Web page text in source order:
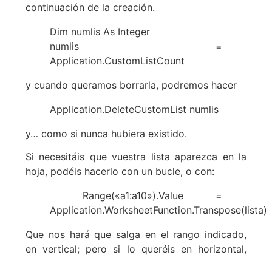
continuación de la creación.
Dim numlis As Integer
numlis =
Application.CustomListCount
y cuando queramos borrarla, podremos hacer
Application.DeleteCustomList numlis
y… como si nunca hubiera existido.
Si necesitáis que vuestra lista aparezca en la
hoja, podéis hacerlo con un bucle, o con:
Range(«a1:a10»).Value =
Application.WorksheetFunction.Transpose(lista)
Que nos hará que salga en el rango indicado,
en vertical; pero si lo queréis en horizontal,